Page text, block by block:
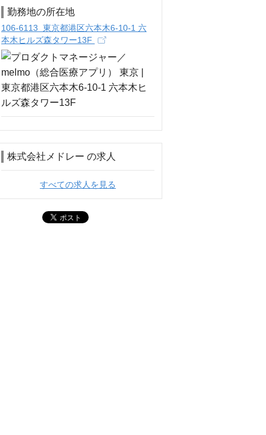
勤務地の所在地
106-6113 東京都港区六本木6-10-1 六
本木ヒルズ森タワー13F
株式会社メドレー の求人
すべての求人を見る